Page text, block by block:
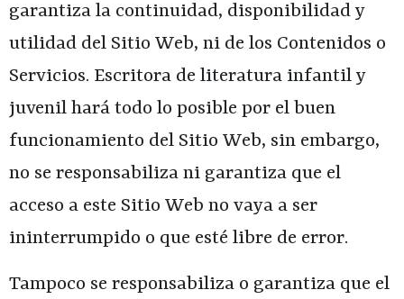
garantiza la continuidad, disponibilidad y
utilidad del Sitio Web, ni de los Contenidos o
Servicios. Escritora de literatura infantil y
juvenil hará todo lo posible por el buen
funcionamiento del Sitio Web, sin embargo,
no se responsabiliza ni garantiza que el
acceso a este Sitio Web no vaya a ser
ininterrumpido o que esté libre de error.
Tampoco se responsabiliza o garantiza que el